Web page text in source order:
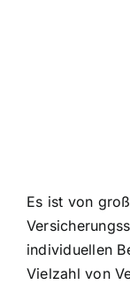
Es ist von
individuellen
Vielzahl von